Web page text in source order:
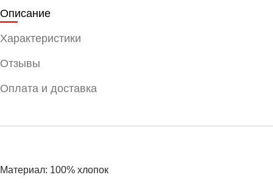
Описание
Характеристики
Отзывы
Оплата и доставка
Материал: 100% хлопок